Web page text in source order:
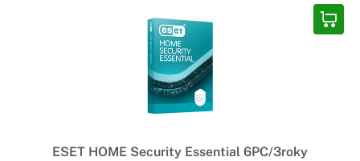
ESET HOME Security Essential 6PC/3roky